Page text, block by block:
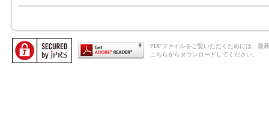
PDFファイルをご覧いただくためには、最
こちらからダウンロードしてください。